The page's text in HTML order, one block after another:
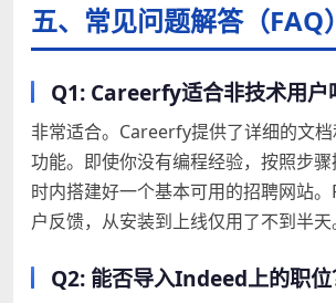
五、常见问题解答（FAQ）
Q1: Careerfy适合非技术用户
非常适合。Careerfy提供了详细的文
功能。即使你没有编程经验，按照步
时内搭建好一个基本可用的招聘网站
户反馈，从安装到上线仅用了不到半天
Q2: 能否导入Indeed上的职位